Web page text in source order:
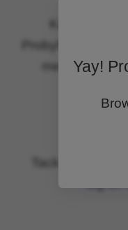
Probyhorse
mer
Tack så
Yay!